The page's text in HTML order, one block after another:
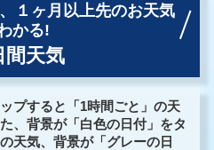
１ヶ月以上先のお天気
かる!
間天気
プすると「1時間ごと」の天
、背景が「白色の日付」をタ
天気、背景が「グレーの日